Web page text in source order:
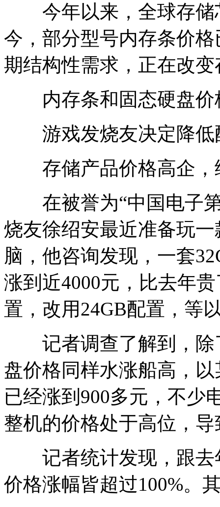
今年以来，全球存储
今，部分型号内存条价
期结构性需求，正在改
内存条和固态硬盘价
游戏发烧友决定降低
存储产品价格高企，
在被誉为“中国电子第
烧友徐绍安最近准备玩
脑，他咨询发现，一套
涨到近4000元，比去年
置，改用24GB配置，等
记者调查了解到，除
盘价格同样水涨船高，
已经涨到900多元，不少
整机的价格处于高位，
记者统计发现，跟去
价格涨幅皆超过100%。